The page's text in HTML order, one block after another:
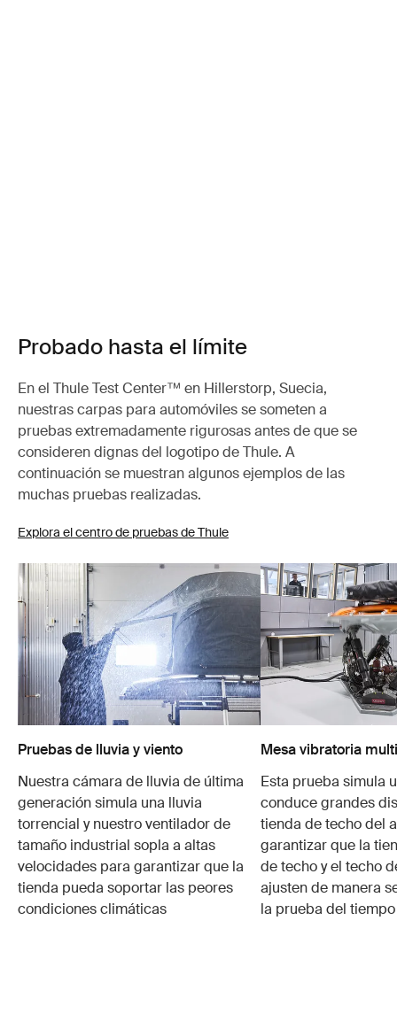
Probado hasta el límite
En el Thule Test Center™ en Hillerstorp, Suecia,
nuestras carpas para automóviles se someten a
pruebas extremadamente rigurosas antes de que se
consideren dignas del logotipo de Thule. A
continuación se muestran algunos ejemplos de las
muchas pruebas realizadas.
Explora el centro de pruebas de Thule
Pruebas de lluvia y viento
Nuestra cámara de lluvia de última
generación simula una lluvia
torrencial y nuestro ventilador de
tamaño industrial sopla a altas
velocidades para garantizar que la
tienda pueda soportar las peores
condiciones climáticas
Mesa vibratoria
Esta prueba simula
conduce grandes
tienda de techo del
garantizar que la
de techo y el techo
ajusten de manera
la prueba del